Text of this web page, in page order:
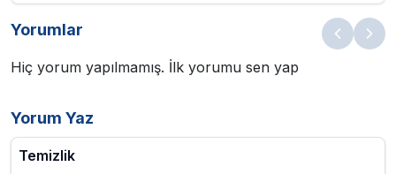
Yorumlar
Hiç yorum yapılmamış. İlk yorumu sen yap
Yorum Yaz
Temizlik